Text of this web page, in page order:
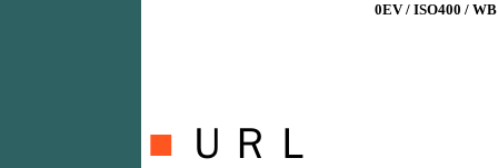
0EV / ISO400 /
■ ＵＲＬ